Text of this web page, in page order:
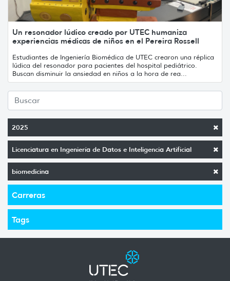
2025
Licenciatura en Ingeniería de Datos e Inteligencia Artificial
biomedicina
Carreras
Tags
Un resonador lúdico creado por UTEC humaniza
experiencias médicas de niños en el Pereira Rossell
Estudiantes de Ingeniería Biomédica de UTEC crearon una réplica
lúdica del resonador para pacientes del hospital pediátrico.
Buscan disminuir la ansiedad en niños a la hora de rea...